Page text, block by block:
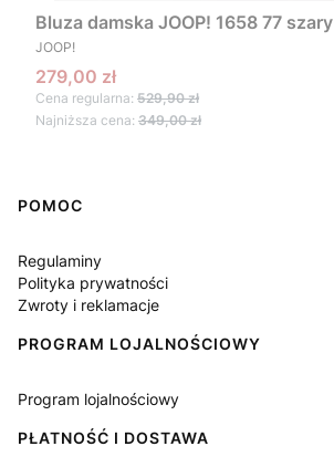
Bluza damska JOOP! 1658 77 szary
PRODUCENT
JOOP!
Cena promocyjna
279,00 zł
Cena regularna: 529,90 zł
Najniższa cena: 349,00 zł
Linki w stopce
POMOC
Regulaminy
Polityka prywatności
Zwroty i reklamacje
PROGRAM LOJALNOŚCIOWY
Program lojalnościowy
PŁATNOŚĆ I DOSTAWA